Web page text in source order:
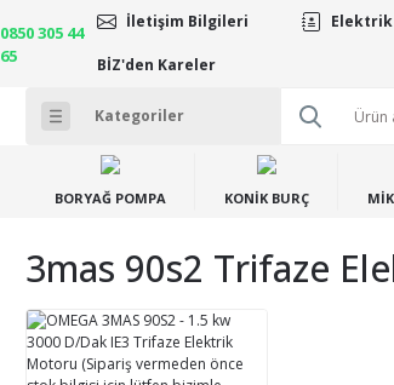
0850 305 44
65
İletişim Bilgileri
BİZ'den Kareler
BORYAĞ POMPA KONİK BURÇ
3mas 90s2 Trifaze